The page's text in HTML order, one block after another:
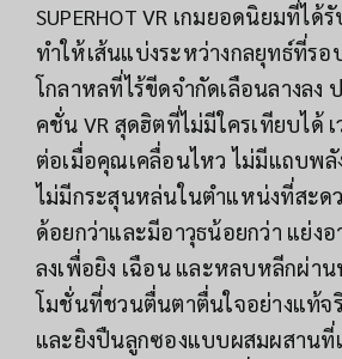
SUPERHOT VR เกมยอดนิยมที่ได้
ทำให้เส้นแบ่งระหว่างกลยุทธ์ที่ร
โกลาหลที่ไร้ขีดจำกัดเลือนลางลง
คชั่น VR สุดฮิตที่ไม่มีใครเทียบได้
ต่อเมื่อคุณเคลื่อนไหว ไม่มีแถบพ
ไม่มีกระสุนหล่นในตำแหน่งที่สะด
ด้อยกว่าและมีอาวุธน้อยกว่า แย่ง
ลงเพื่อยิง เฉือน และหลบหลีกผ่าน
โมชั่นที่ชวนตื่นตาตื่นใจอย่างแท้จ
และยิงปืนลูกซองแบบผสมผสานที่